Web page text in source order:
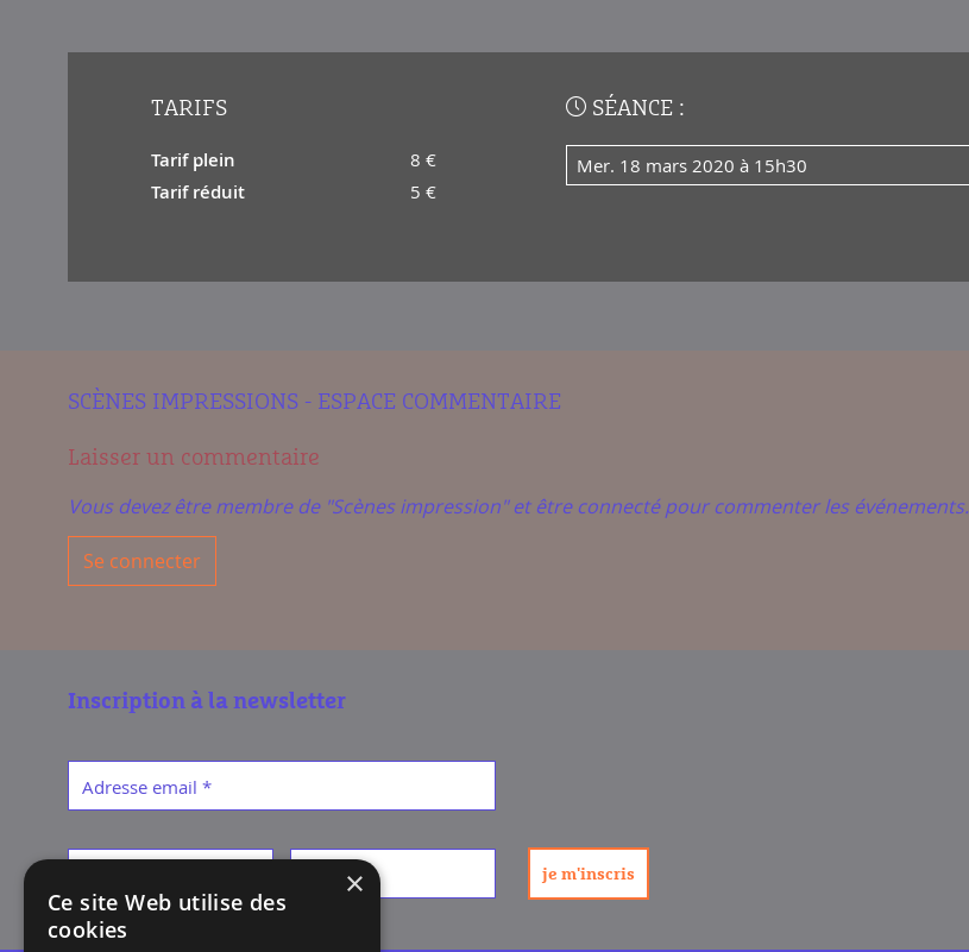
TARIFS
Tarif plein 8 €
Tarif réduit 5 €
SÉANCE :
mer. 18 mars 2020 à 15h30
SCÈNES IMPRESSIONS - ESPACE COMMENTAIRE
Laisser un commentaire
Vous devez être membre de "Scènes impression" et être connecté pour commenter les événements.
Se connecter
Inscription à la newsletter
Adresse email *
*
×
Ce site Web utilise des
cookies